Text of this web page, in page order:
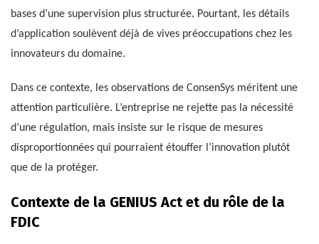
bases d’une supervision plus structurée. Pourtant, les détails
d’application soulèvent déjà de vives préoccupations chez les
innovateurs du domaine.
Dans ce contexte, les observations de ConsenSys méritent une
attention particulière. L’entreprise ne rejette pas la nécessité
d’une régulation, mais insiste sur le risque de mesures
disproportionnées qui pourraient étouffer l’innovation plutôt
que de la protéger.
Contexte de la GENIUS Act et du rôle de la
FDIC